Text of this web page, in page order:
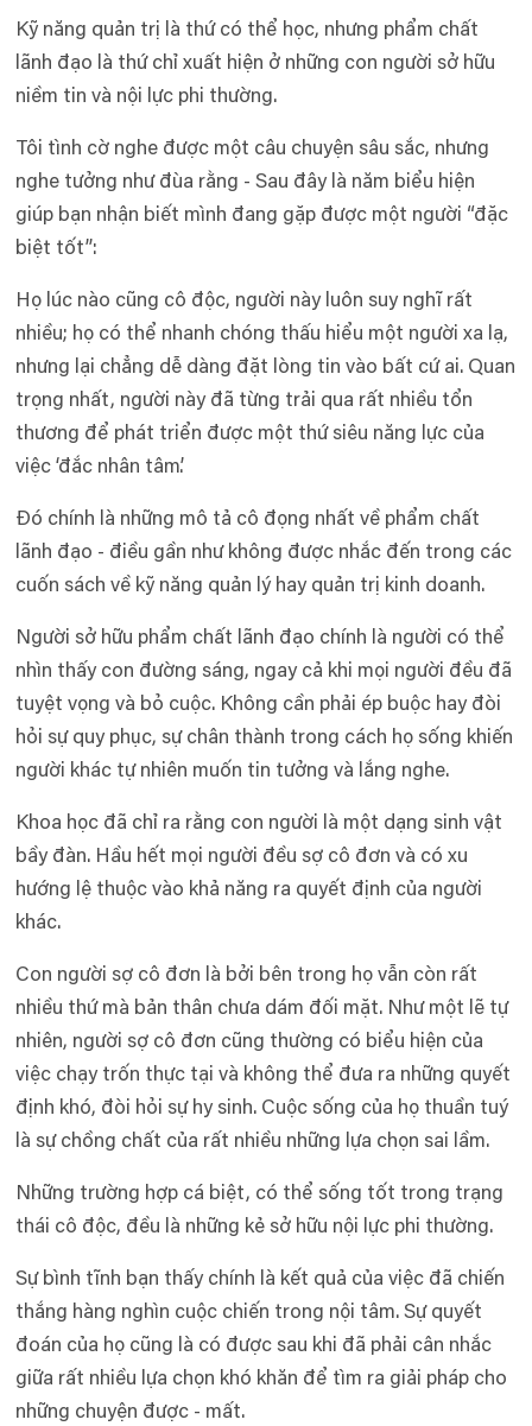
Kỹ năng quản trị là thứ có thể học, nhưng phẩm chất
lãnh đạo là thứ chỉ xuất hiện ở những con người sở hữu
niềm tin và nội lực phi thường.
Tôi tình cờ nghe được một câu chuyện sâu sắc, nhưng
nghe tưởng như đùa rằng - Sau đây là năm biểu hiện
giúp bạn nhận biết mình đang gặp được một người “đặc
biệt tốt”:
Họ lúc nào cũng cô độc, người này luôn suy nghĩ rất
nhiều; họ có thể nhanh chóng thấu hiểu một người xa lạ,
nhưng lại chẳng dễ dàng đặt lòng tin vào bất cứ ai. Quan
trọng nhất, người này đã từng trải qua rất nhiều tổn
thương để phát triển được một thứ siêu năng lực của
việc ‘đắc nhân tâm’.
Đó chính là những mô tả cô đọng nhất về phẩm chất
lãnh đạo - điều gần như không được nhắc đến trong các
cuốn sách về kỹ năng quản lý hay quản trị kinh doanh.
Người sở hữu phẩm chất lãnh đạo chính là người có thể
nhìn thấy con đường sáng, ngay cả khi mọi người đều đã
tuyệt vọng và bỏ cuộc. Không cần phải ép buộc hay đòi
hỏi sự quy phục, sự chân thành trong cách họ sống khiến
người khác tự nhiên muốn tin tưởng và lắng nghe.
Khoa học đã chỉ ra rằng con người là một dạng sinh vật
bầy đàn. Hầu hết mọi người đều sợ cô đơn và có xu
hướng lệ thuộc vào khả năng ra quyết định của người
khác.
Con người sợ cô đơn là bởi bên trong họ vẫn còn rất
nhiều thứ mà bản thân chưa dám đối mặt. Như một lẽ tự
nhiên, người sợ cô đơn cũng thường có biểu hiện của
việc chạy trốn thực tại và không thể đưa ra những quyết
định khó, đòi hỏi sự hy sinh. Cuộc sống của họ thuần tuý
là sự chồng chất của rất nhiều những lựa chọn sai lầm.
Những trường hợp cá biệt, có thể sống tốt trong trạng
thái cô độc, đều là những kẻ sở hữu nội lực phi thường.
Sự bình tĩnh bạn thấy chính là kết quả của việc đã chiến
thắng hàng nghìn cuộc chiến trong nội tâm. Sự quyết
đoán của họ cũng là có được sau khi đã phải cân nhắc
giữa rất nhiều lựa chọn khó khăn để tìm ra giải pháp cho
những chuyện được - mất.